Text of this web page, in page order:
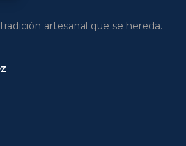
artesanal que se hereda.